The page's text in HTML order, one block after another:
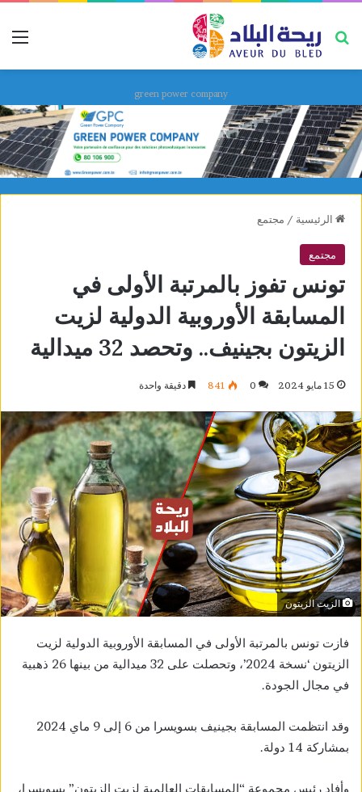
بحث عن
green power company
الرئيسية / مجتمع
مجتمع
تونس تفوز بالمرتبة الأولى في
المسابقة الأوروبية الدولية لزيت
الزيتون بجينيف.. وتحصد 32 ميدالية
15 مايو 2024 0
841 دقيقة واحدة
الزيت الزيتون
فازت تونس بالمرتبة الأولى في المسابقة الأوروبية الدولية لزيت
الزيتون ‘نسخة 2024’، وتحصلت على 32 ميدالية من بينها 26 ذهبية
في مجال الجودة.
وقد انتظمت المسابقة بجينيف بسويسرا من 6 إلى 9 ماي 2024
بمشاركة 14 دولة.
وأفاد رئيس مجموعة “المسابقات العالمية لزيت الزيتون” بسويسرا،